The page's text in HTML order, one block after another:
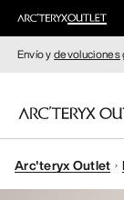
Envío ydevoluciones
MUJERE
Arc'teryx Outlet